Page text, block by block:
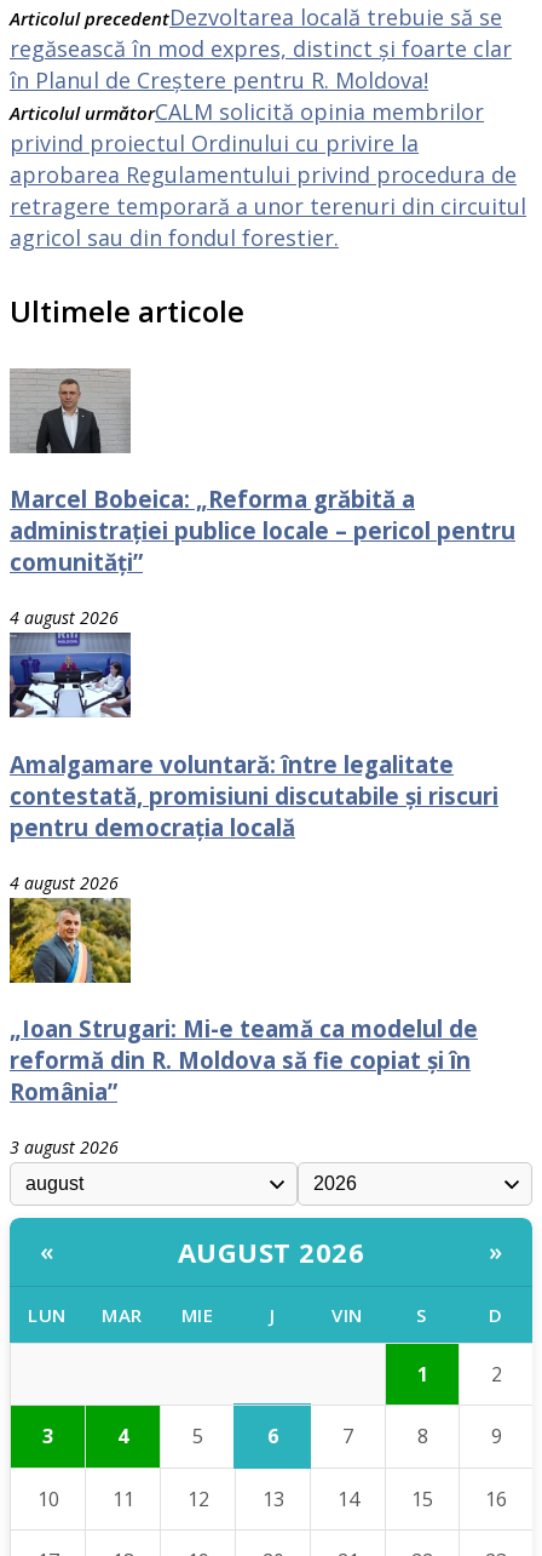
Articolul precedentDezvoltarea locală trebuie să se
regăsească în mod expres, distinct și foarte clar
în Planul de Creștere pentru R. Moldova!
Articolul următorCALM solicită opinia membrilor
privind proiectul Ordinului cu privire la
aprobarea Regulamentului privind procedura de
retragere temporară a unor terenuri din circuitul
agricol sau din fondul forestier.
Ultimele articole
Marcel Bobeica: „Reforma grăbită a
administrației publice locale – pericol pentru
comunități”
4 august 2026
Amalgamare voluntară: între legalitate
contestată, promisiuni discutabile și riscuri
pentru democrația locală
4 august 2026
„Ioan Strugari: Mi-e teamă ca modelul de
reformă din R. Moldova să fie copiat și în
România”
3 august 2026
« AUGUST 2026 »
LUN MAR MIE J VIN S D
1 2
3 4 5 6 7 8 9
10 11 12 13 14 15 16